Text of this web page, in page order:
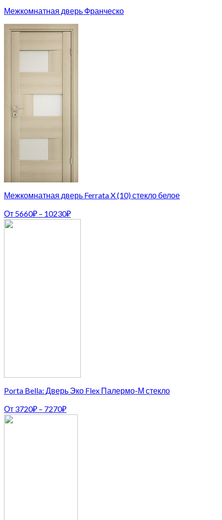
Межкомнатная дверь Франческо
Межкомнатная дверь Ferrata X (10) стекло белое
От 5660₽ – 10230₽
Porta Bella: Дверь Эко Flex Палермо-М стекло
От 3720₽ – 7270₽